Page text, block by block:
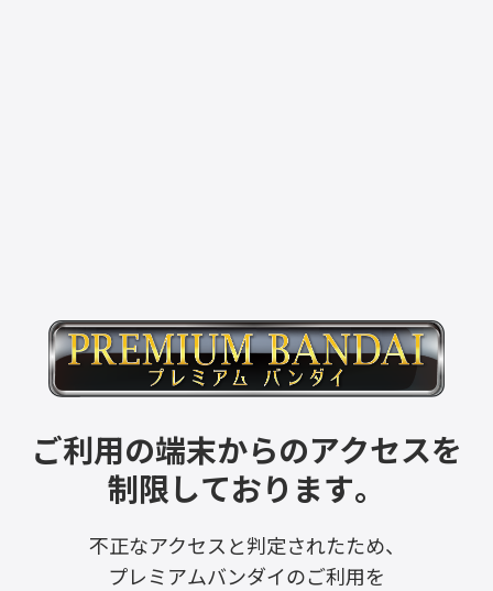
ご利用の端末からのアクセスを
制限しております。
不正なアクセスと判定されたため、
プレミアムバンダイのご利用を